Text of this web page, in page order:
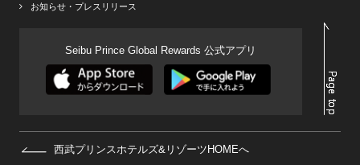
お知らせ・プレスリリース
Seibu Prince Global Rewards 公式アプリ
西武プリンスホテルズ&リゾーツHOMEへ